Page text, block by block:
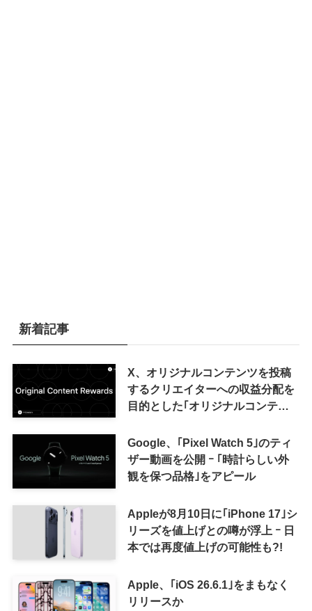
新着記事
X、オリジナルコンテンツを投稿
するクリエイターへの収益分配を
目的とした｢オリジナルコンテン
来の｢収益分配｣は廃止
Google、｢Pixel Watch 5｣のティ
ザー動画を公開 ｰ ｢時計らしい外
観を保つ品格｣をアピール
Appleが8月10日に｢iPhone 17｣シ
リーズを値上げとの噂が浮上 ｰ 日
本では再度値上げの可能性も?!
Apple、｢iOS 26.6.1｣をまもなく
リリースか